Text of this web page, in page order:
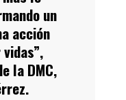
un
acción
la DMC,